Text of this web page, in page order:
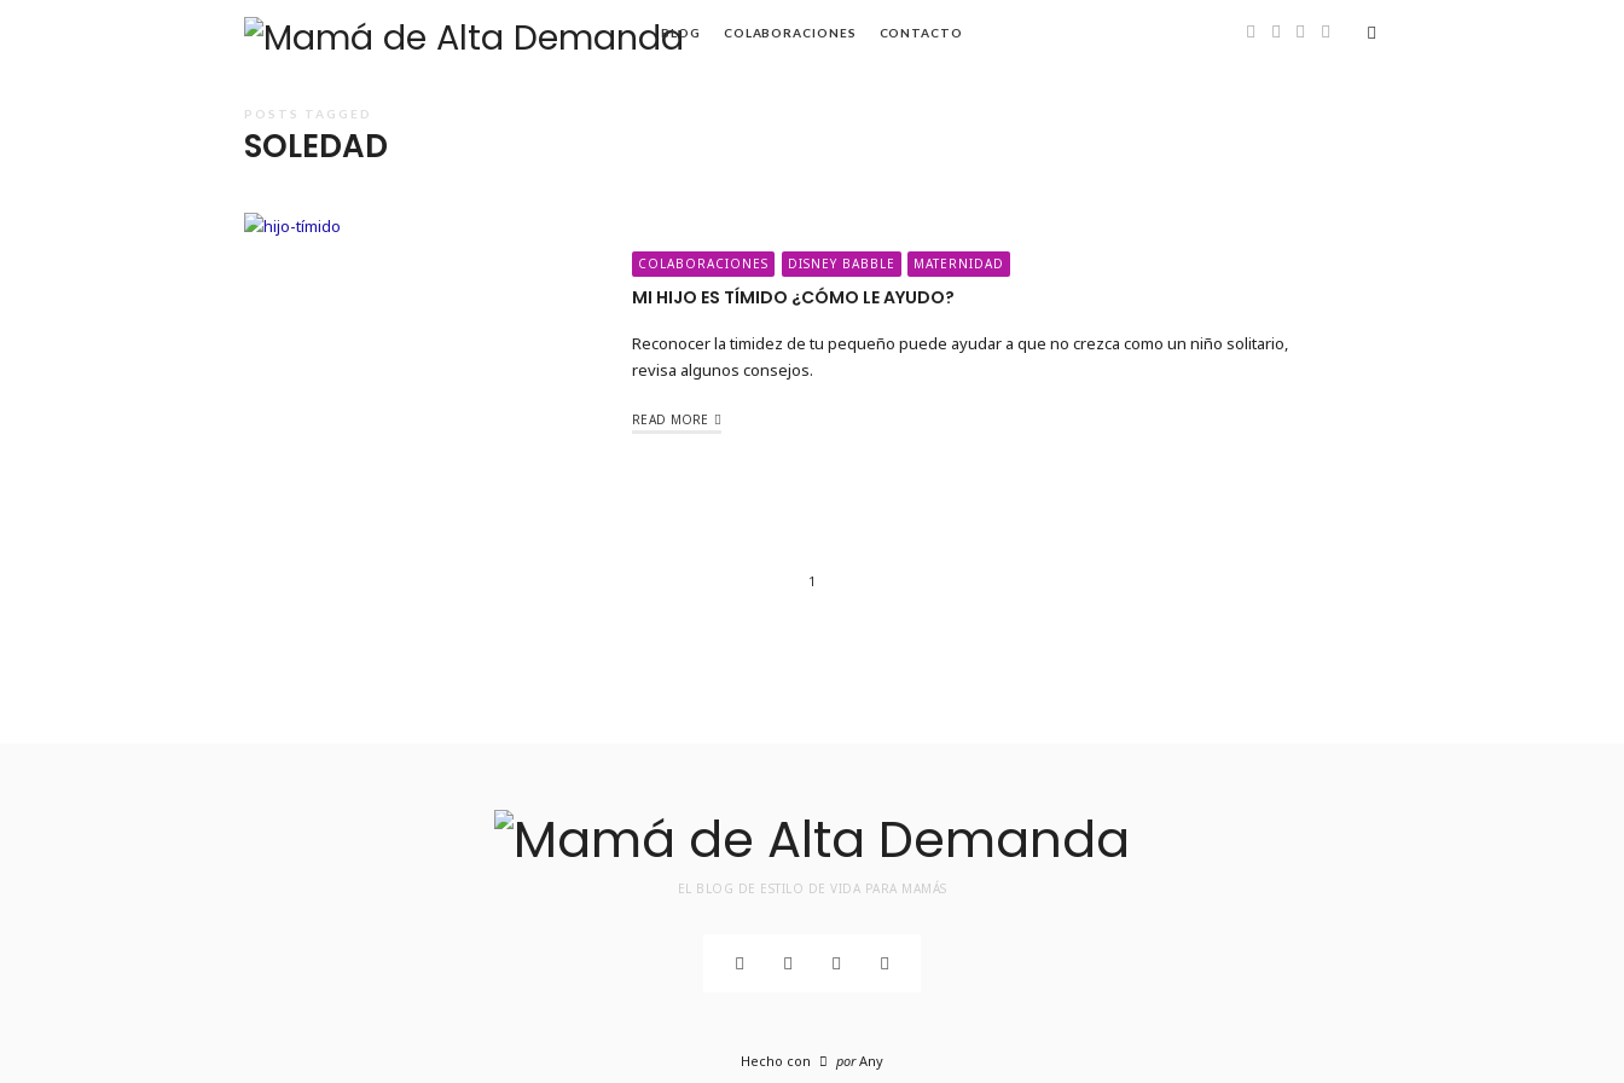
Mamá
BLOG COLABORACIONES CONTACTO
POSTS TAGGED
SOLEDAD
COLABORACIONES DISNEY BABBLE MATERNIDAD
MI HIJO ES TÍMIDO ¿CÓMO LE AYUDO?
Reconocer la timidez de tu pequeño puede ayudar a que no crezca como un niño solitario,
revisa algunos consejos.
READ MORE
1
EL BLOG DE ESTILO DE VIDA PARA MAMÁS
Hecho con porAny